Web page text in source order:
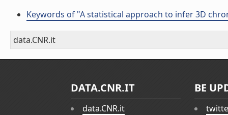
Keywords of "A statistical approach to infer 3D
data.CNR.it
DATA.CNR.IT
data.CNR.it
BE